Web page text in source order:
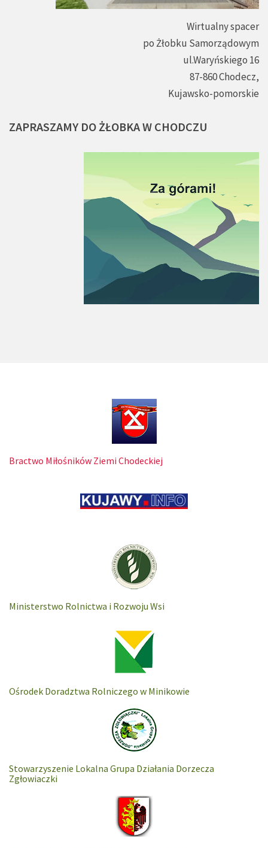
Wirtualny spacer
po Żłobku Samorządowym
ul.Waryńskiego 16
87-860 Chodecz,
Kujawsko-pomorskie
ZAPRASZAMY DO ŻŁOBKAW CHODCZU
Bractwo Miłośników Ziemi Chodeckiej
Ministerstwo Rolnictwa i Rozwoju Wsi
Ośrodek Doradztwa Rolniczego w Minikowie
Stowarzyszenie Lokalna Grupa Działania Dorzecza
Zgłowiaczki